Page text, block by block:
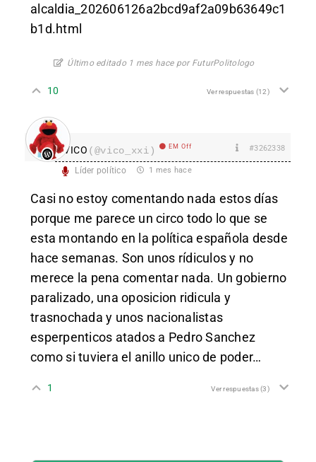
alcaldia_202606126a2bcd9af2a09b63649c1
b1d.html
Último editado 1 mes hace por FuturPolitologo
10 Ver respuestas (12)
VICO (@vico_xxi) EM Off #3262338
Líder político 1 mes hace
Casi no estoy comentando nada estos días
porque me parece un circo todo lo que se
esta montando en la política española desde
hace semanas. Son unos rídiculos y no
merece la pena comentar nada. Un gobierno
paralizado, una oposicion ridicula y
trasnochada y unos nacionalistas
esperpenticos atados a Pedro Sanchez
como si tuviera el anillo unico de poder…
1 Ver respuestas(3)